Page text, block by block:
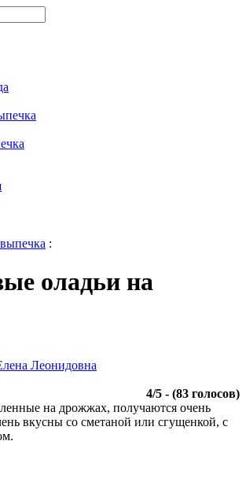
:
оладьи на
Леонидовна
4/5 - (83 голосов)
на дрожжах, получаются очень
вкусны со сметаной или сгущенкой, с